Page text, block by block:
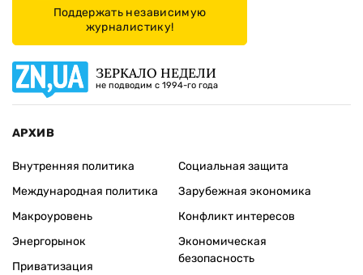
Поддержать независимую
журналистику!
ЗЕРКАЛО НЕДЕЛИ
не подводим с 1994-го года
АРХИВ
Внутренняя политика
Международная политика
Макроуровень
Энергорынок
Приватизация
Социальная защита
Зарубежная экономика
Конфликт интересов
Экономическая
безопасность